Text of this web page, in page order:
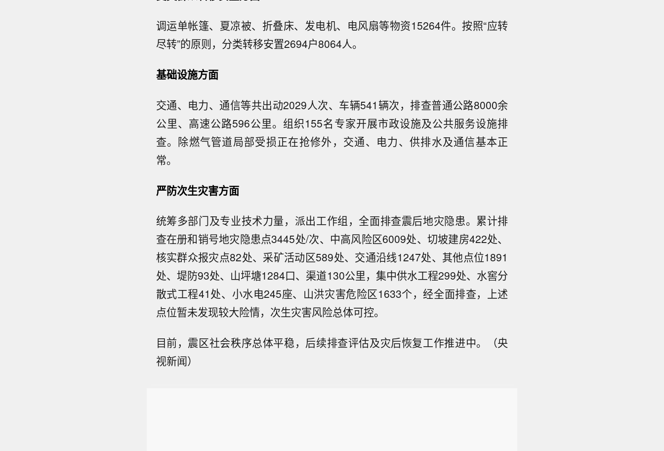
调运单帐篷、夏凉被、折叠床、发电机、电风扇等物资15264件。按照“应转
尽转”的原则，分类转移安置2694户8064人。
基础设施方面
交通、电力、通信等共出动2029人次、车辆541辆次，排查普通公路8000余
公里、高速公路596公里。组织155名专家开展市政设施及公共服务设施排
查。除燃气管道局部受损正在抢修外，交通、电力、供排水及通信基本正
常。
严防次生灾害方面
统筹多部门及专业技术力量，派出工作组，全面排查震后地灾隐患。累计排
查在册和销号地灾隐患点3445处/次、中高风险区6009处、切坡建房422处、
核实群众报灾点82处、采矿活动区589处、交通沿线1247处、其他点位1891
处、堤防93处、山坪塘1284口、渠道130公里，集中供水工程299处、水窖分
散式工程41处、小水电245座、山洪灾害危险区1633个，经全面排查，上述
点位暂未发现较大险情，次生灾害风险总体可控。
目前，震区社会秩序总体平稳，后续排查评估及灾后恢复工作推进中。（央
视新闻）